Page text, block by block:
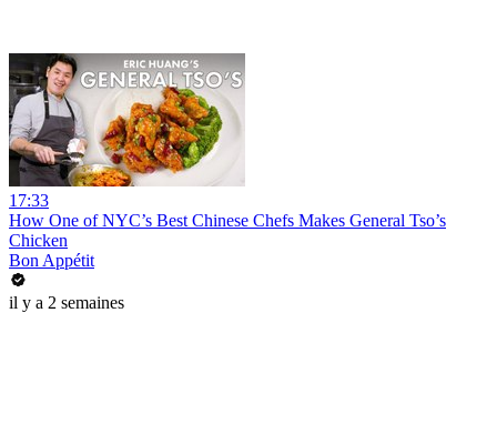
17:33
How One of NYC’s Best Chinese Chefs Makes General Tso’s
Chicken
Bon Appétit
il y a 2 semaines